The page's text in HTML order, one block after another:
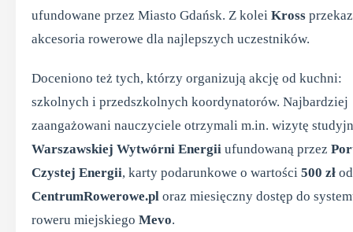
ufundowane przez Miasto Gdańsk. Z kolei Kross
akcesoria rowerowe dla najlepszych uczestników.
Doceniono też tych, którzy organizują akcję od kuchni:
szkolnych i przedszkolnych koordynatorów. Najbardziej
zaangażowani nauczyciele otrzymali m.in. wizytę
Warszawskiej Wytwórni Energii ufundowaną przez
Czystej Energii, karty podarunkowe o wartości 500 zł od
CentrumRowerowe.pl oraz miesięczny dostęp do
roweru miejskiego Mevo.